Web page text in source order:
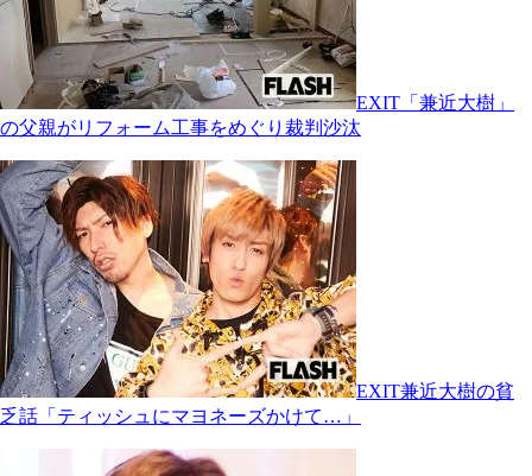
EXIT「兼近大樹」
の父親がリフォーム工事をめぐり裁判沙汰
EXIT兼近大樹の貧
乏話「ティッシュにマヨネーズかけて…」